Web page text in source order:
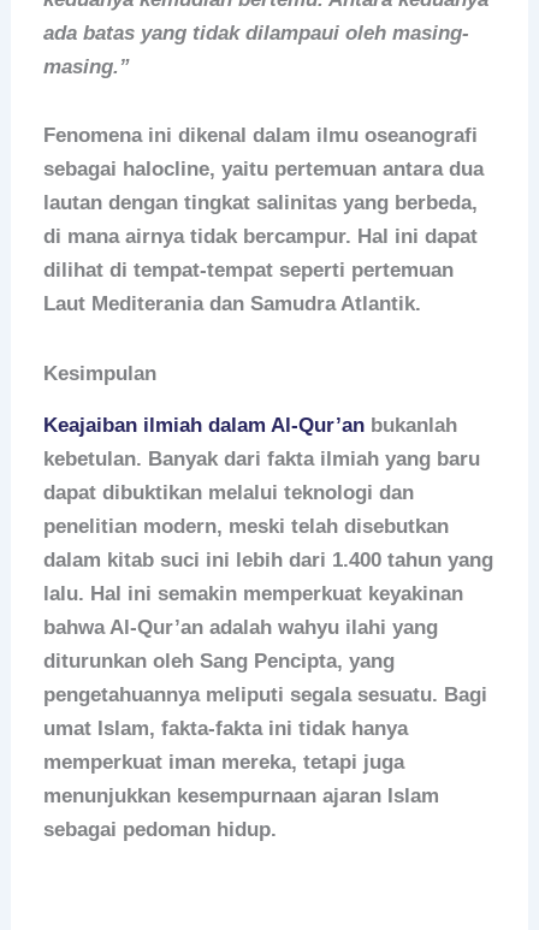
ada batas yang tidak dilampaui oleh masing-
masing.”
Fenomena ini dikenal dalam ilmu oseanografi
sebagai halocline, yaitu pertemuan antara dua
lautan dengan tingkat salinitas yang berbeda,
di mana airnya tidak bercampur. Hal ini dapat
dilihat di tempat-tempat seperti pertemuan
Laut Mediterania dan Samudra Atlantik.
Kesimpulan
Keajaiban ilmiah dalam Al-Qur’an bukanlah
kebetulan. Banyak dari fakta ilmiah yang baru
dapat dibuktikan melalui teknologi dan
penelitian modern, meski telah disebutkan
dalam kitab suci ini lebih dari 1.400 tahun yang
lalu. Hal ini semakin memperkuat keyakinan
bahwa Al-Qur’an adalah wahyu ilahi yang
diturunkan oleh Sang Pencipta, yang
pengetahuannya meliputi segala sesuatu. Bagi
umat Islam, fakta-fakta ini tidak hanya
memperkuat iman mereka, tetapi juga
menunjukkan kesempurnaan ajaran Islam
sebagai pedoman hidup.